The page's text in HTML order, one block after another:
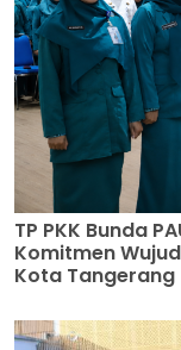
TP PKK Bunda
Komitmen
Kota Tangerang